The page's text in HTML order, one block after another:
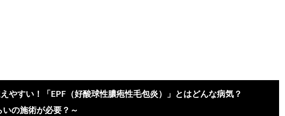
やすい！「EPF（好酸球性膿疱性毛包炎）」とはどんな病気？
の施術が必要？～